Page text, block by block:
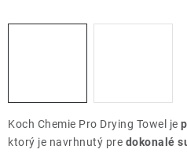
Koch Chemie Pro Drying Towel je
ktorý je navrhnutý pre dokonalé